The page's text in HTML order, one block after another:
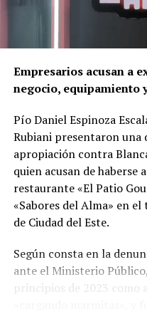
A diferencia de lo que
directamente
de franquicias.
Según el delegado
Luis
del caso, Gomes habría
el control de la red,
apertura de unaclínica
llamada Vitadent— que
estructurando con una
Las pruebas
Durante cuatro años de
Civil utilizó análisis de
sigilo bancario,
Empresarios acusan a
negocio, equipamiento
Pío Daniel Espinoza
Rubiani presentaron una
apropiación contra
quien acusan de
restaurante «El Patio
«Sabores del Alma» en
de Ciudad del Este.
Según consta en la
ante el Ministerio
principios de 2023 como